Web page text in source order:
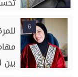
6
بين